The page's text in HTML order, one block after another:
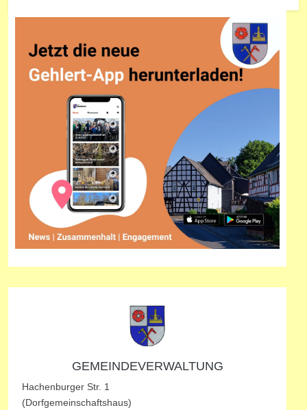
GEMEINDEVERWALTUNG
Hachenburger Str. 1
(Dorfgemeinschaftshaus)